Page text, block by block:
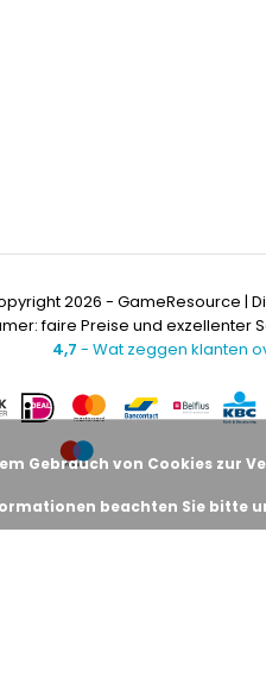
2026 - GameResource |
faire Preise und exzellenter
4,7 - Wat zeggen klanten
Gebrauch von Cookies zur
beachten Sie bitte